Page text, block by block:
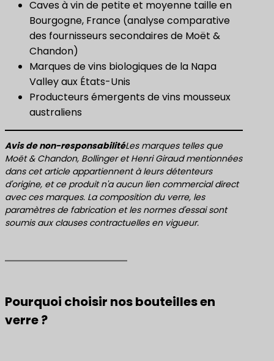
Caves à vin de petite et moyenne taille en
Bourgogne, France (analyse comparative
des fournisseurs secondaires de Moët &
Chandon)
Marques de vins biologiques de la Napa
Valley aux États-Unis
Producteurs émergents de vins mousseux
australiens
Avis de non-responsabilitéLes marques telles que
Moët & Chandon, Bollinger et Henri Giraud mentionnées
dans cet article appartiennent à leurs détenteurs
d'origine, et ce produit n'a aucun lien commercial direct
avec ces marques. La composition du verre, les
paramètres de fabrication et les normes d'essai sont
soumis aux clauses contractuelles en vigueur.
Pourquoi choisir nos bouteilles en
verre ?